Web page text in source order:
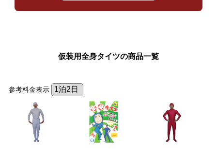
仮装用全身タイツの商品一覧
参考料金表示